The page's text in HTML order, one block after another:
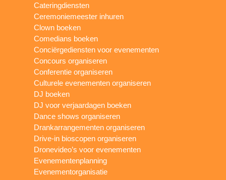
Cateringdiensten
Ceremoniemeester inhuren
Clown boeken
Comedians boeken
Conciërgediensten voor evenementen
Concours organiseren
Conferentie organiseren
Culturele evenementen organiseren
DJ boeken
DJ voor verjaardagen boeken
Dance shows organiseren
Drankarrangementen organiseren
Drive-in bioscopen organiseren
Dronevideo’s voor evenementen
Evenementenplanning
Evenementorganisatie